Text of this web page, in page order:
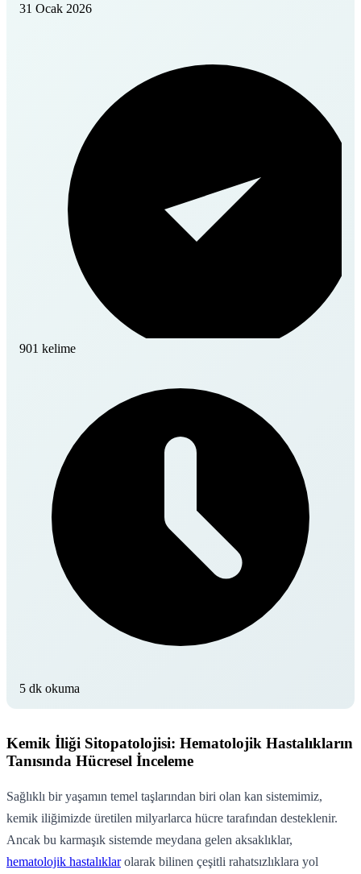
31 Ocak 2026
901 kelime
5 dk okuma
Kemik İliği Sitopatolojisi: Hematolojik Hastalıkların
Tanısında Hücresel İnceleme
Sağlıklı bir yaşamın temel taşlarından biri olan kan sistemimiz,
kemik iliğimizde üretilen milyarlarca hücre tarafından desteklenir.
Ancak bu karmaşık sistemde meydana gelen aksaklıklar,
hematolojik hastalıklarolarak bilinen çeşitli rahatsızlıklara yol